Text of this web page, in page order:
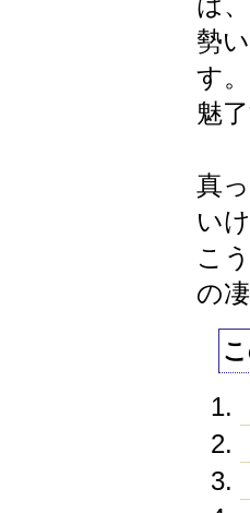
勢
す
魅
真
い
こ
の